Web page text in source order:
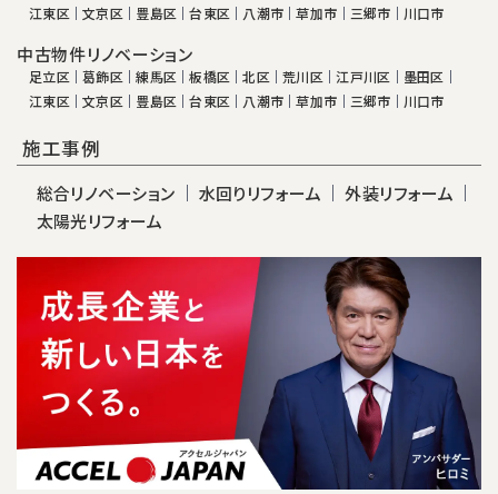
江東区
文京区 豊島区 台東区 八潮市 草加市 三郷市 川口市
中古物件リノベーション
足立区 葛飾区 練馬区 板橋区 北区 荒川区 江戸川区
墨田区
江東区
文京区 豊島区 台東区 八潮市 草加市 三郷市 川口市
施工事例
総合リノベーション 水回りリフォーム
外装リフォーム
太陽光リフォーム